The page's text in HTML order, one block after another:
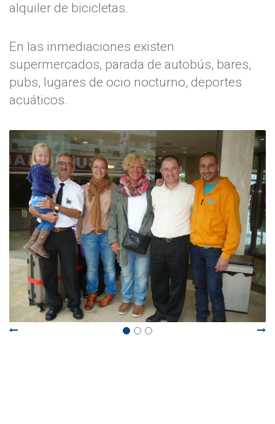
alquiler de bicicletas.
En las inmediaciones existen
supermercados, parada de autobús, bares,
pubs, lugares de ocio nocturno, deportes
acuáticos.